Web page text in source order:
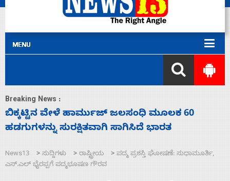
Breaking News :
ನಾಗೇಂದ್ರ ರಾಜೀನಾಮೆ ಕೊಡದಿದ್ದರೆ ಸದನ ನಡೆಸಲು
ಬಿಡೆವು: ಛಲವಾದಿ ನಾರಾಯಣಸ್ವಾಮಿ
News13 > ಸುದ್ದಿಗಳು > ರಾಷ್ಟ್ರೀಯ > ಪದ್ಮ ಪ್ರಶಸ್ತಿ ಘೋಷಣೆ: ಸುಧಾಮೂರ್ತಿ,
ಎಸ್.ಎಲ್‌ ಭೈರಪ್ಪಗೆ ಪದ್ಮಭೂಷಣ ಗೌರವ